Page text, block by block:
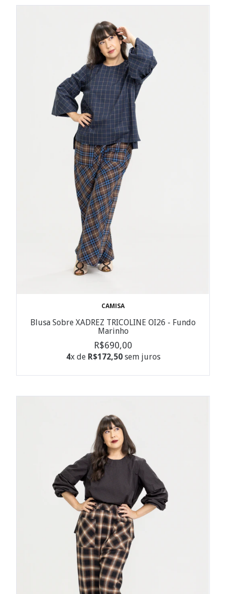
CAMISA
Blusa Sobre XADREZ TRICOLINE OI26 - Fundo
Marinho
R$690,00
4x de R$172,50sem juros